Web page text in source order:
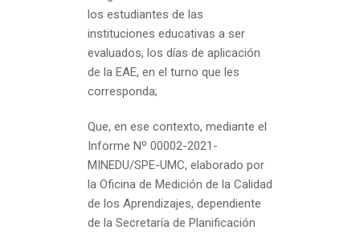
los estudiantes de las
instituciones educativas a ser
evaluados, los días de aplicación
de la EAE, en el turno que les
corresponda;
Que, en ese contexto, mediante el
Informe Nº 00002-2021-
MINEDU/SPE-UMC, elaborado por
la Oficina de Medición de la Calidad
de los Aprendizajes, dependiente
de la Secretaría de Planificación